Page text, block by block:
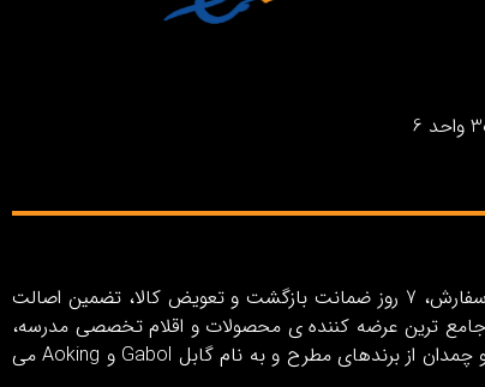
فروشگاه اینترنتی بیستتر با رویکرد خلق تجربه خرید اینترنتی آسان، کاربری ساده و لذت‌بخش، روش‌های پرداخت متنوع، ارسال سریع سفارش، 7 روز ضمانت بازگشت و تعویض کالا، تضمین اصالت
جامع ترین عرضه کننده ی محصولات و اقلام تخصصی مدرسه،
سفر و اکسسوری در ایران از سال 1403 فعالیت خود را آغاز کرده است. بیستتر شامل مجموعه ای کامل از انواع کیف، کوله پشتی، ساک و چمدان از برندهای مطرح و به نام گابل Gabol و Aoking می